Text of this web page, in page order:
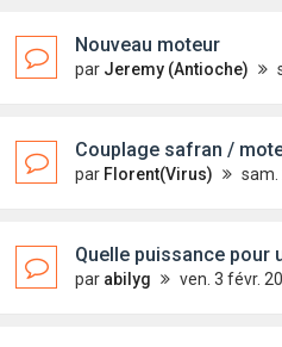
Nouveau moteur
par Jeremy (Antioche)
Couplage safran / moteur
par Florent(Virus) sam. 28
Quelle puissance pour
par abilyg ven. 3 févr.